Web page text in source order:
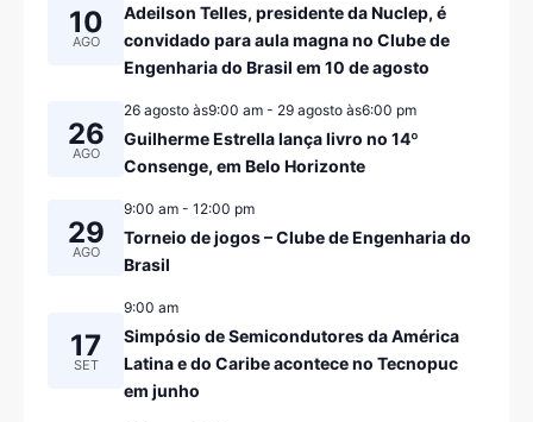
AGO
10
Adeilson Telles, presidente da Nuclep, é
convidado para aula magna no Clube de
Engenharia do Brasil em 10 de agosto
AGO
26
26 agosto às9:00 am - 29 agosto às6:00 pm
Guilherme Estrella lança livro no 14º
Consenge, em Belo Horizonte
AGO
29
9:00 am - 12:00 pm
Torneio de jogos – Clube de Engenharia do
Brasil
SET
17
9:00 am
Simpósio de Semicondutores da América
Latina e do Caribe acontece no Tecnopuc
em junho